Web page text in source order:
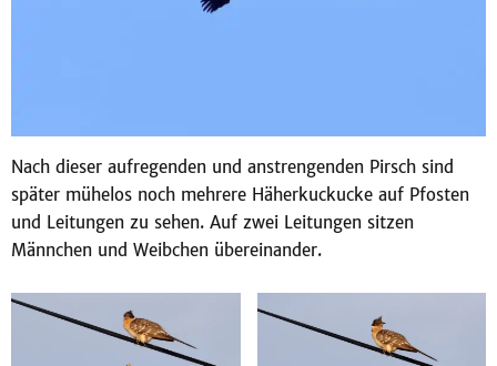
Nach dieser aufregenden und anstrengenden Pirsch sind
später mühelos noch mehrere Häherkuckucke auf Pfosten
und Leitungen zu sehen. Auf zwei Leitungen sitzen
Männchen und Weibchen übereinander.